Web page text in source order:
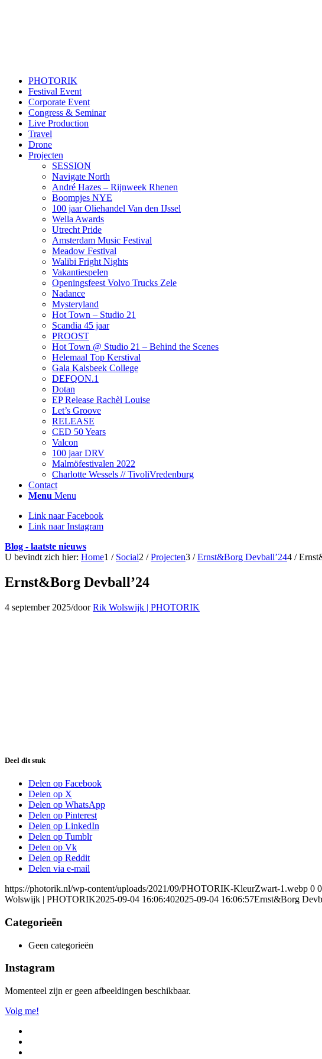
PHOTORIK
Festival Event
Corporate Event
Congress & Seminar
Live Production
Travel
Drone
Projecten
SESSION
Navigate North
André Hazes – Rijnweek Rhenen
Boompjes NYE
100 jaar Oliehandel Van den IJssel
Wella Awards
Utrecht Pride
Amsterdam Music Festival
Meadow Festival
Walibi Fright Nights
Vakantiespelen
Openingsfeest Volvo Trucks Zele
Nadance
Mysteryland
Hot Town – Studio 21
Scandia 45 jaar
PROOST
Hot Town @ Studio 21 – Behind the Scenes
Helemaal Top Kerstival
Gala Kalsbeek College
DEFQON.1
Dotan
EP Release Rachèl Louise
Let’s Groove
RELEASE
CED 50 Years
Valcon
100 jaar DRV
Malmöfestivalen 2022
Charlotte Wessels // TivoliVredenburg
Contact
Menu Menu
Link naar Facebook
Link naar Instagram
Blog - laatste nieuws
U bevindt zich hier: Home1 / Social2 / Projecten3 / Ernst&Borg Devball’244 /
Ernst&Borg Devball’24
4 september 2025/doorRik Wolswijk | PHOTORIK
Deel dit stuk
Delen op Facebook
Delen op X
Delen op WhatsApp
Delen op Pinterest
Delen op LinkedIn
Delen op Tumblr
Delen op Vk
Delen op Reddit
Delen via e-mail
https://photorik.nl/wp-content/uploads/2021/09/PHOTORIK-KleurZwart-1.webp 0 0
Wolswijk | PHOTORIK2025-09-04 16:06:402025-09-04 16:06:57Ernst&Borg
Categorieën
Geen categorieën
Instagram
Momenteel zijn er geen afbeeldingen beschikbaar.
Volg me!